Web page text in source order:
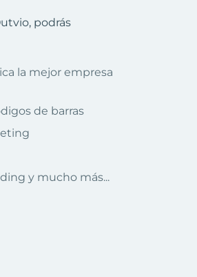
podrás
la mejor empresa
de barras
y mucho más...